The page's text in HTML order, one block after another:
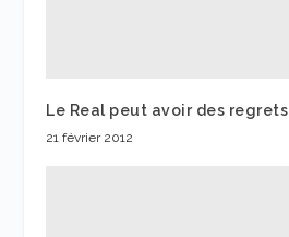
Le Real peut avoir des regrets
21 février 2012